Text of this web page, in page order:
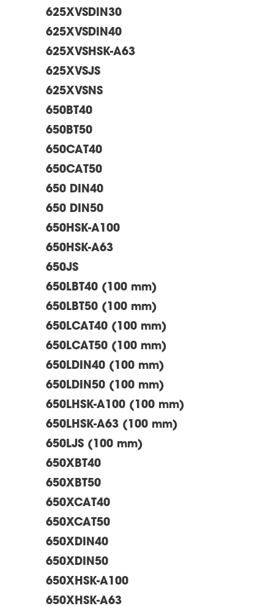
625XVSDIN30
625XVSDIN40
625XVSHSK-A63
625XVSJS
625XVSNS
650BT40
650BT50
650CAT40
650CAT50
650 DIN40
650 DIN50
650HSK-A100
650HSK-A63
650JS
650LBT40 (100 mm)
650LBT50 (100 mm)
650LCAT40 (100 mm)
650LCAT50 (100 mm)
650LDIN40 (100 mm)
650LDIN50 (100 mm)
650LHSK-A100 (100 mm)
650LHSK-A63 (100 mm)
650LJS (100 mm)
650XBT40
650XBT50
650XCAT40
650XCAT50
650XDIN40
650XDIN50
650XHSK-A100
650XHSK-A63